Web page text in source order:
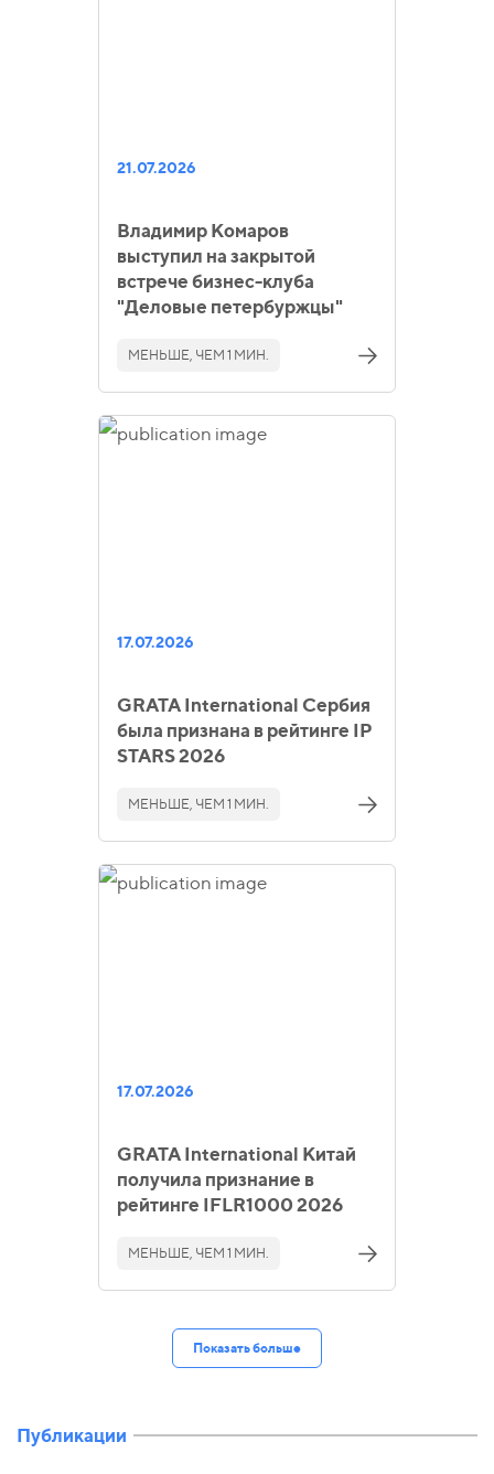
21.07.2026
Владимир Комаров
выступил на закрытой
встрече бизнес-клуба
"Деловые петербуржцы"
МЕНЬШЕ, ЧЕМ 1 МИН.
17.07.2026
GRATA International Сербия
была признана в рейтинге IP
STARS 2026
МЕНЬШЕ, ЧЕМ 1 МИН.
17.07.2026
GRATA International Китай
получила признание в
рейтинге IFLR1000 2026
МЕНЬШЕ, ЧЕМ 1 МИН.
Показать больше
Публикации